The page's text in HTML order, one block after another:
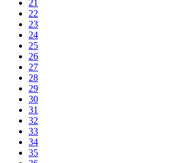
21
22
23
24
25
26
27
28
29
30
31
32
33
34
35